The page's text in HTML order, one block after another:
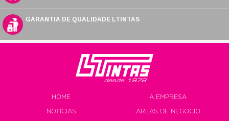
GARANTIA DE QUALIDADE LTINTAS
HOME A EMPRESA
NOTÍCIAS ÁREAS DE NEGOCIO